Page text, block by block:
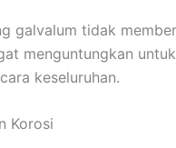
galvalum tidak
menguntungkan
keseluruhan.
Korosi